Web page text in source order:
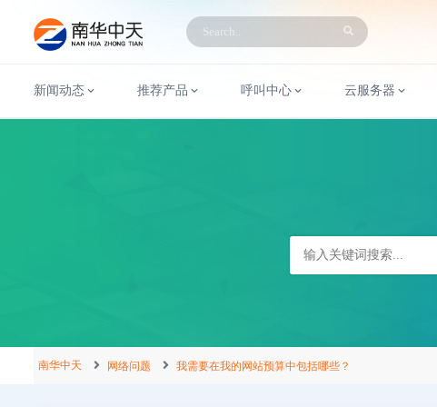
新闻动态 推荐产品 呼叫中心 云服务器
南华中天 网络问题 我需要在我的网站预算中包括哪些？